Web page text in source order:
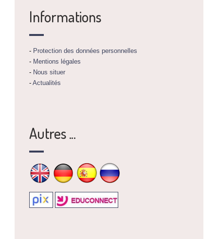
Informations
- Protection des données personnelles
- Mentions légales
- Nous situer
- Actualités
Autres ...